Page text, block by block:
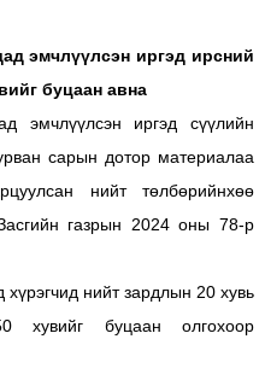
эмчлүүлсэн иргэд ирсний
буцаан авна
эмчлүүлсэн иргэд сүүлийн
сарын дотор материалаа
нийт төлбөрийнхөө
газрын 2024 оны 78-р
нийт зардлын 20 хувь
буцаан олгохоор